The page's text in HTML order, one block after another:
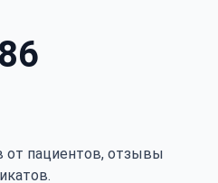
от пациентов, отзывы